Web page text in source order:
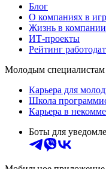
Блог
О компаниях в
Жизнь в компании
ИТ-проекты
Рейтинг
Молодым специалистам
Карьера для
Школа
Карьера в
Боты для